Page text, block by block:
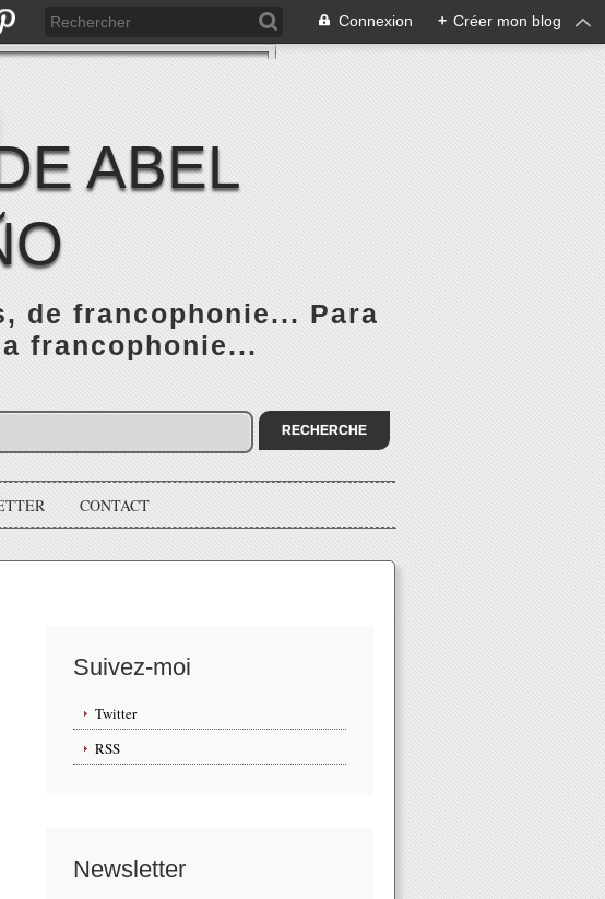
Connexion + Créer mon blog
ABEL
de francophonie... Para
francophonie...
CONTACT
Suivez-moi
Twitter
RSS
Newsletter